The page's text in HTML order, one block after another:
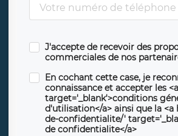
J'accepte de recevoir des
commerciales de nos
En cochant cette case, je
connaissance et accepter les
target='_blank'>conditions
d'utilisation</a> ainsi que la
de-confidentialite/'
de confidentialite</a>